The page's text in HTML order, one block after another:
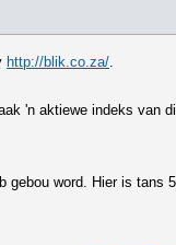
http://blik.co.za/.
'n aktiewe indeks
word. Hier is